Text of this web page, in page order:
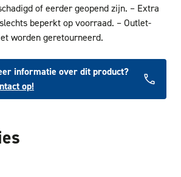
of eerder geopend zijn. – Extra
beperkt op voorraad. – Outlet-
worden geretourneerd.
informatie over dit product?
op!